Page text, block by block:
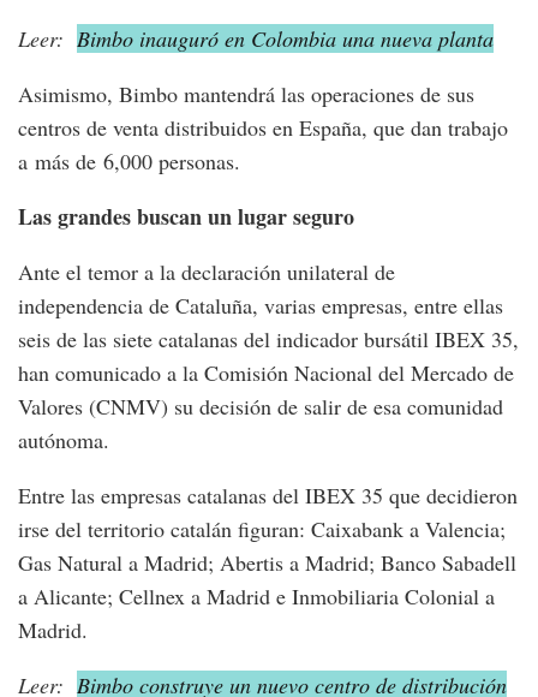
Leer: Bimbo inauguró en Colombia una nueva planta
Asimismo, Bimbo mantendrá las operaciones de sus
centros de venta distribuidos en España, que dan trabajo
a más de 6,000 personas.
Las grandes buscan un lugar seguro
Ante el temor a la declaración unilateral de
independencia de Cataluña, varias empresas, entre ellas
seis de las siete catalanas del indicador bursátil IBEX 35,
han comunicado a la Comisión Nacional del Mercado de
Valores (CNMV) su decisión de salir de esa comunidad
autónoma.
Entre las empresas catalanas del IBEX 35 que decidieron
irse del territorio catalán figuran: Caixabank a Valencia;
Gas Natural a Madrid; Abertis a Madrid; Banco Sabadell
a Alicante; Cellnex a Madrid e Inmobiliaria Colonial a
Madrid.
Leer: Bimbo construye un nuevo centro de distribución